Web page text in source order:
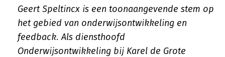
Geert Speltincx is een toonaangevende stem op
het gebied van onderwijsontwikkeling en
feedback. Als diensthoofd
Onderwijsontwikkeling bij Karel de Grote